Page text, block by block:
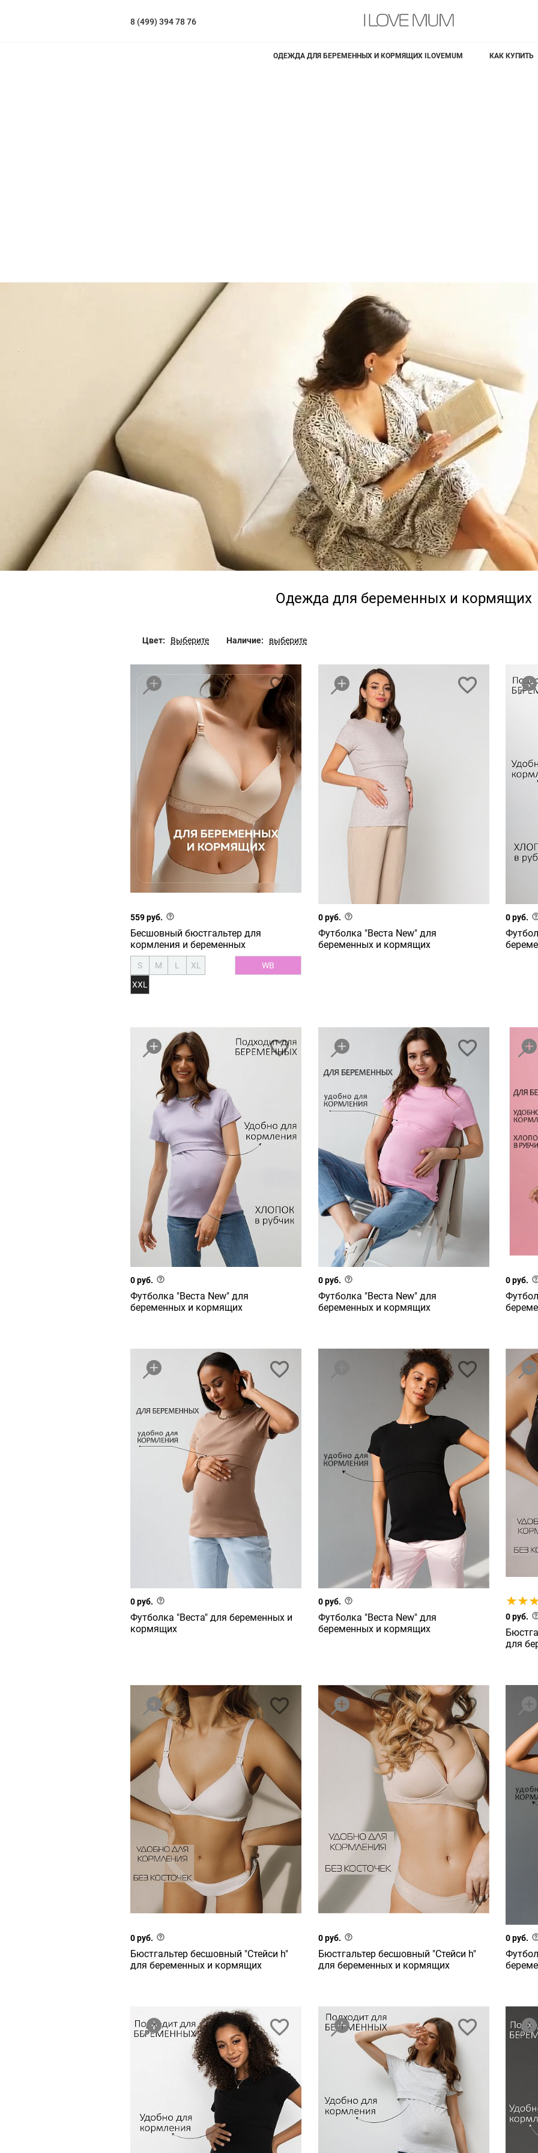
8 (499) 394 78 76
ОДЕЖДА ДЛЯ БЕРЕМЕННЫХ И КОРМЯЩИХ ILOVEMUM КАК КУПИТЬ
Одежда для беременных и кормящих
Цвет: Выберите Наличие: выберите
559 руб.
Бесшовный бюстгальтер для
кормления и беременных
S M L
XL
XXL
WB
0 руб.
Футболка "Веста New" для
беременных и кормящих
0 руб.
0 руб.
Футболка "Веста New" для
беременных и кормящих
0 руб.
Футболка "Веста New" для
беременных и кормящих
0 руб.
0 руб.
Футболка "Веста" для беременных и
кормящих
0 руб.
Футболка "Веста New" для
беременных и кормящих
0 руб.
для
0 руб.
Бюстгальтер бесшовный "Стейси h"
для беременных и кормящих
0 руб.
Бюстгальтер бесшовный "Стейси h"
для беременных и кормящих
0 руб.